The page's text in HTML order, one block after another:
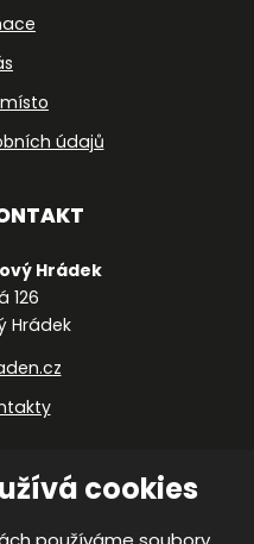
cookies
údajů
Hrádek
126
Hrádek